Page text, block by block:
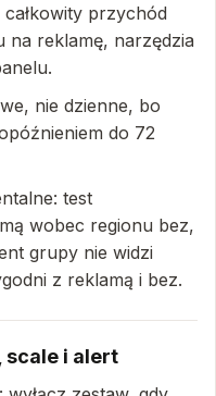
przychód
na reklamę, narzędzia
nie dzienne, bo
do 72
test
wobec regionu bez,
grupy nie widzi
z reklamą i bez.
scale i alert